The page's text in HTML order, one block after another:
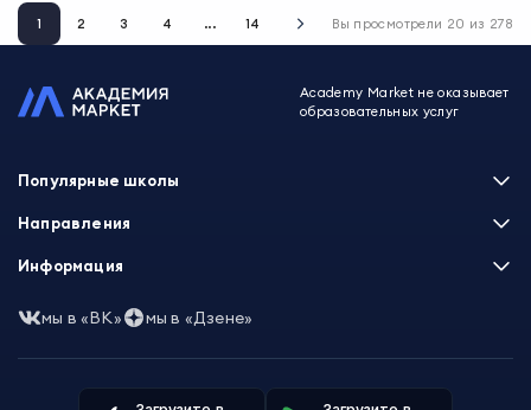
1 2 3 4 ... 14 Вы просмотрели 20 из 278
Academy Market не оказывает
образовательных услуг
Популярные школы
Skillbox
XYZ School
Skillfactory
Talentsy
Направления
Программирование
Маркетинг
Аналитика
Информация
Часто задаваемые вопросы
Пользовательское соглашение
Политика обработки данных
Избранные курсы
мы в «ВК» мы в «Дзене»